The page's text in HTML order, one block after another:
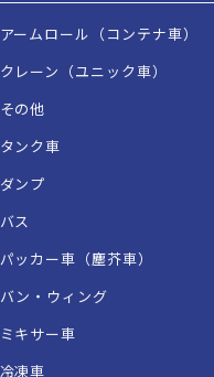
アームロール（コンテナ車）
クレーン（ユニック車）
その他
タンク車
ダンプ
バス
パッカー車（塵芥車）
バン・ウィング
ミキサー車
冷凍車